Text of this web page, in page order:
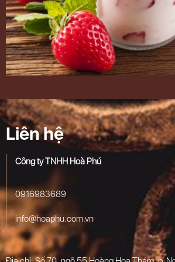
Liên hệ
Công ty TNHH Hoà Phú
0916983689
info@hoaphu.com.vn